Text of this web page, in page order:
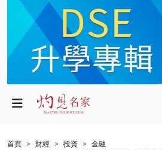
政局
財經
首頁 財經 投資
金融